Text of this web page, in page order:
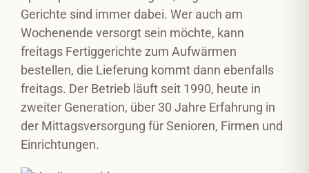
Gerichte sind immer dabei. Wer auch am
Wochenende versorgt sein möchte, kann
freitags Fertiggerichte zum Aufwärmen
bestellen, die Lieferung kommt dann ebenfalls
freitags. Der Betrieb läuft seit 1990, heute in
zweiter Generation, über 30 Jahre Erfahrung in
der Mittagsversorgung für Senioren, Firmen und
Einrichtungen.